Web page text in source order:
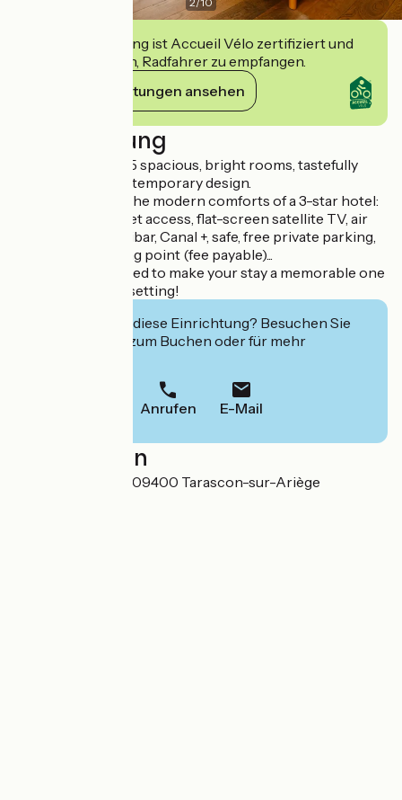
Diese Einrichtung ist Accueil Vélo zertifiziert und
verpflichtet sich, Radfahrer zu empfangen.
Ihre Verpflichtungen ansehen
Beschreibung
The hotel offers 15 spacious, bright rooms, tastefully
furnished in a contemporary design.
Equipped with all the modern comforts of a 3-star hotel:
telephone, Internet access, flat-screen satellite TV, air
conditioning, minibar, Canal +, safe, free private parking,
electric recharging point (fee payable)...
everything you need to make your stay a memorable one
in an exceptional setting!
Interessiert Sie diese Einrichtung? Besuchen Sie
deren Website zum Buchen oder für mehr
Anrufen E-Mail
Localisation
2, Rue Saint Roch 09400 Tarascon-sur-Ariège